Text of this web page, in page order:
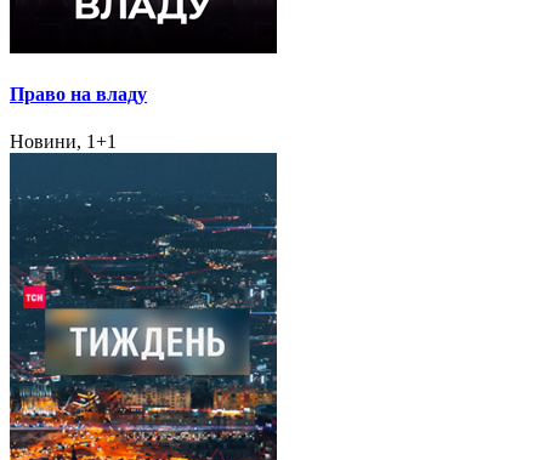
Право на владу
Новини, 1+1